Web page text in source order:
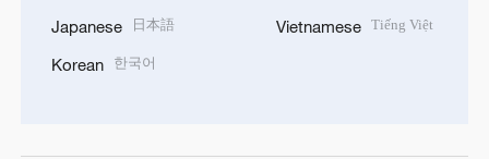
Japanese 日本語
Korean 한국어
Vietnamese Tiếng Việt